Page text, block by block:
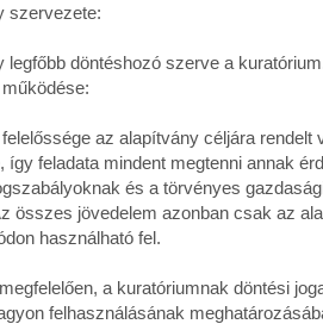
szervezete:
legfőbb döntéshozó szerve a
az alapítvány céljára rendelt
így feladata mindent megtenni annak
és a törvényes
összes jövedelem azonban csak az
használható fel.
a kuratóriumnak döntési
felhasználásának